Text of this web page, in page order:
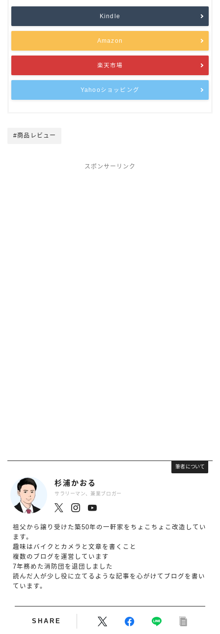
Kindle
Amazon
楽天市場
Yahooショッピング
#商品レビュー
スポンサーリンク
筆者について
杉浦かおる
サラリーマン、兼業ブロガー
祖父から譲り受けた築50年の一軒家をちょこちょこ改造してい
ます。
趣味はバイクとカメラと文章を書くこと
複数のブログを運営しています
7年務めた消防団を退団しました
読んだ人が少し役に立てるような記事を心がけてブログを書い
ています。
SHARE